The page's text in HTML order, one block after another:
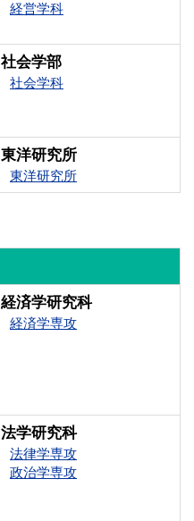
経営学科
社会学部
社会学科
東洋研究所
東洋研究所
経済学研究科
経済学専攻
法学研究科
法律学専攻
政治学専攻